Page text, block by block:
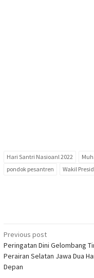
Hari Santri Nasioanl 2022
pondok pesantren
Wakil
Post
navigation
Previous post
Peringatan Dini Gelombang
Perairan Selatan Jawa Dua
Depan